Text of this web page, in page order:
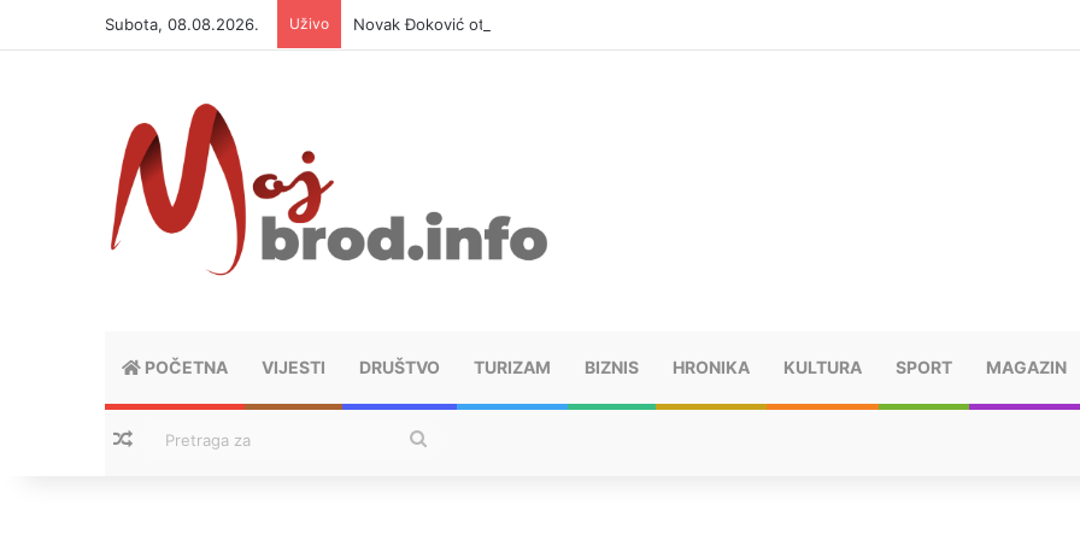
Subota, 08.08.2026. Uživo Novak Đoković otvorio dušu: “Taj poraz me uništio”
POČETNA VIJESTI DRUŠTVO TURIZAM BIZNIS HRONIKA KULTURA SPORT MAGAZIN
Nasumični tekstovi